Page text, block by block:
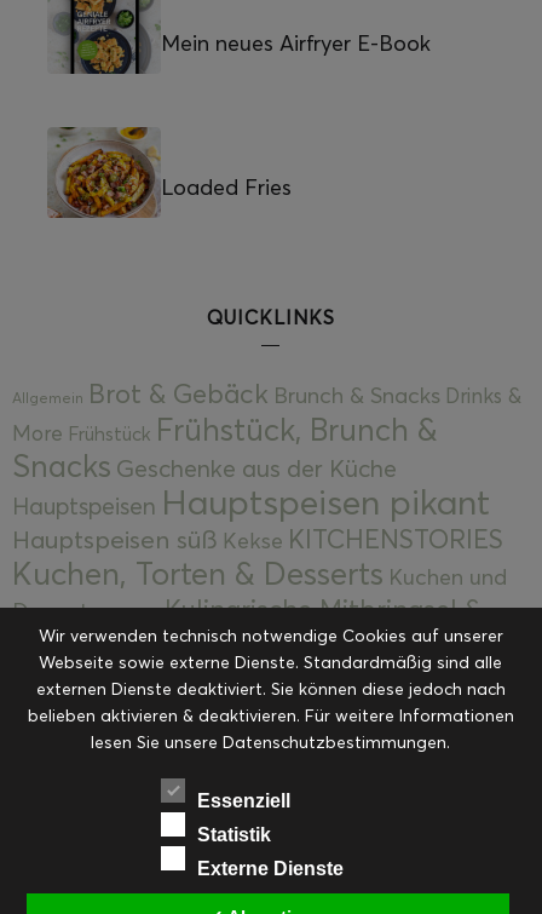
Mein neues Airfryer E-Book
Loaded Fries
QUICKLINKS
Allgemein Brot & Gebäck Brunch & Snacks Drinks &
More Frühstück Frühstück, Brunch &
Snacks Geschenke aus der Küche
Hauptspeisen Hauptspeisen pikant
Hauptspeisen süß Kekse KITCHENSTORIES
Kuchen, Torten & Desserts Kuchen und
Desserts
Kulinarische Mitbringsel &
Eingemachtes Ohne Kategorie Ostern Resteküche
RezepteSaisonalSliderStartseite
Suppen, Salate & Vorspeisen Vorspeisen &
Vorspeisen, Salate & Suppen
Weihnachten Workshops & Events
Wir verwenden technisch notwendige Cookies auf unserer
Webseite sowie externe Dienste. Standardmäßig sind alle
externen Dienste deaktiviert. Sie können diese jedoch nach
belieben aktivieren & deaktivieren. Für weitere Informationen
lesen Sie unsere Datenschutzbestimmungen.
Essenziell
Statistik
Externe Dienste